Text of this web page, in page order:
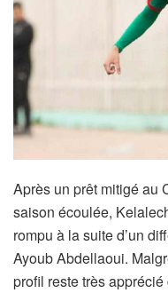
Après un prêt mitigé au
saison écoulée,
rompu à la suite d’un
Ayoub Abdellaoui.
profil reste très